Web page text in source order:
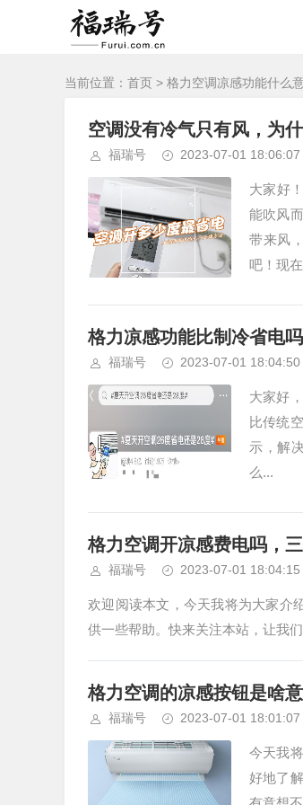
当前位置： 首页 > 格力空调凉感功能什么
空调没有冷气只有风，为
福瑞号 2023-07-01 18:06:07
大家好
能吹风
带来风
吧！现
格力凉感功能比制冷省电
福瑞号 2023-07-01 18:04:50
大家好
比传统
示，解
么...
格力空调开凉感费电吗，
福瑞号 2023-07-01 18:04:15
欢迎阅读本文，今天我将为大家介
供一些帮助。快来关注本站，让我
格力空调的凉感按钮是啥
福瑞号 2023-07-01 18:01:07
今天我
好地了